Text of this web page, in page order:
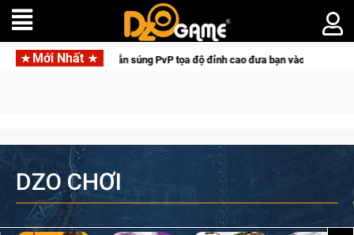
Mới Nhất
Hunter: Game bắn súng PvP tọa độ đỉnh cao đưa bạn vào các chiến dịch
DZO CHƠI